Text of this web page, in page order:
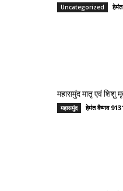
Uncategorized
महासमुंद मातृ एवं शिशु
महासमुंद हेमंत वैष्णव